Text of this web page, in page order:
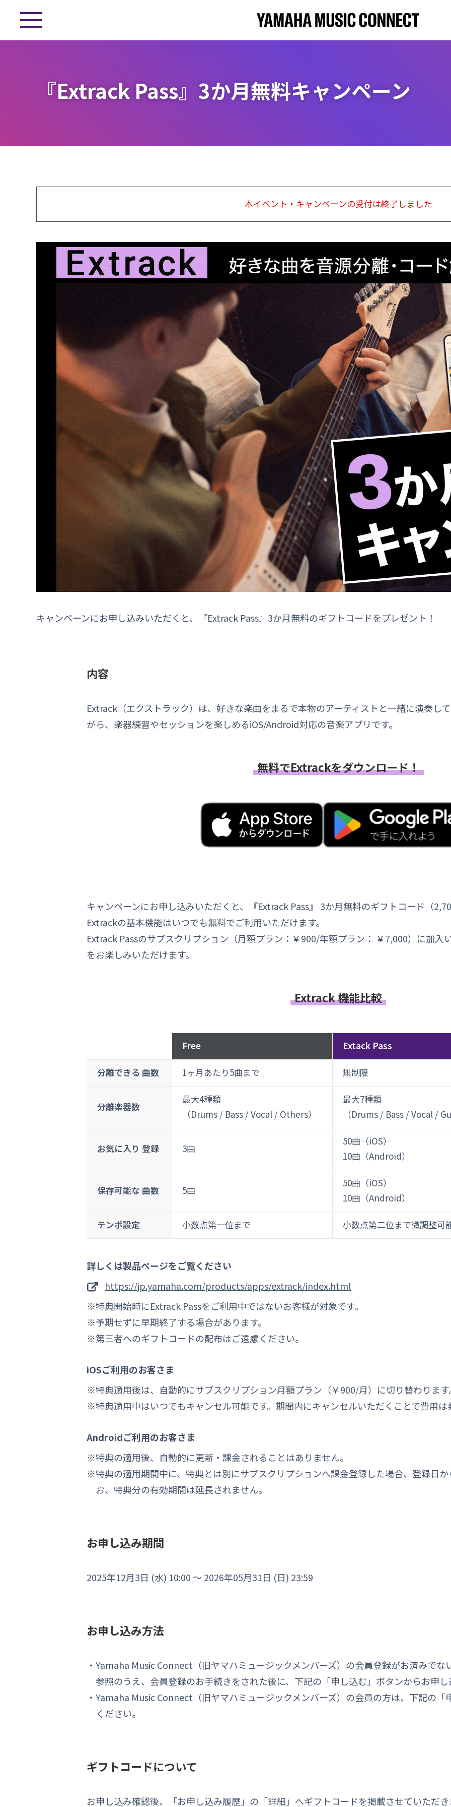
『Extrack Pass』3か月無料キャンペーン
本イベント・キャンペーンの受付は終了しました
キャンペーンにお申し込みいただくと、『Extrack Pass』3か月無料のギフトコードをプレゼント！
内容
Extrack（エクストラック）は、好きな楽曲をまるで本物のアーティストと一緒に演奏し
がら、楽器練習やセッションを楽しめるiOS/Android対応の音楽アプリです。
無料でExtrackをダウンロード！
キャンペーンにお申し込みいただくと、『Extrack Pass』 3か月無料のギフトコード（
Extrackの基本機能はいつでも無料でご利用いただけます。
Extrack Passのサブスクリプション（月額プラン：￥900/年額プラン： ￥7,000）に加入
をお楽しみいただけます。
Extrack 機能比較
Free Extack Pass
分離できる 曲数 1ヶ月あたり5曲まで 無制限
分離楽器数
最大4種類
（Drums / Bass / Vocal / Others）
最大7種類
（Drums / Bass / Vocal /
お気に入り 登録 3曲
50曲（iOS）
10曲（Android）
保存可能な 曲数 5曲
50曲（iOS）
10曲（Android）
テンポ設定 小数点第一位まで 小数点第二位まで微調整可
詳しくは製品ページをご覧ください
https://jp.yamaha.com/products/apps/extrack/index.html
特典開始時にExtrack Passをご利用中ではないお客様が対象です。
予期せずに早期終了する場合があります。
第三者へのギフトコードの配布はご遠慮ください。
iOSご利用のお客さま
特典適用後は、自動的にサブスクリプション月額プラン（￥900/月）に切り替わります
特典適用中はいつでもキャンセル可能です。期間内にキャンセルいただくことで費用
Androidご利用のお客さま
特典の適用後、自動的に更新・課金されることはありません。
特典の適用期間中に、特典とは別にサブスクリプションへ課金登録した場合、登録日
お、特典分の有効期間は延長されません。
お申し込み期間
2025年12月3日 (水) 10:00 ～ 2026年05月31日 (日) 23:59
お申し込み方法
Yamaha Music Connect（旧ヤマハミュージックメンバーズ）の会員登録がお済みでな
参照のうえ、会員登録のお手続きをされた後に、下記の「申し込む」ボタンからお申
Yamaha Music Connect（旧ヤマハミュージックメンバーズ）の会員の方は、下記の「
ください。
ギフトコードについて
お申し込み確認後、「お申し込み履歴」の「詳細」へギフトコードを掲載させていただ